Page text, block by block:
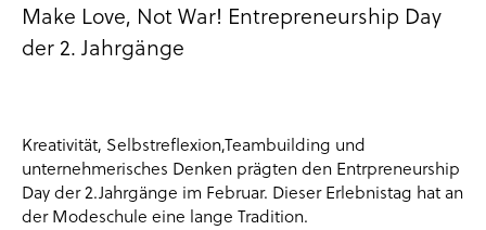
Make Love, Not War! Entrepreneurship Day
der 2. Jahrgänge
Kreativität, Selbstreflexion,Teambuilding und
unternehmerisches Denken prägten den Entrpreneurship
Day der 2.Jahrgänge im Februar. Dieser Erlebnistag hat an
der Modeschule eine lange Tradition.